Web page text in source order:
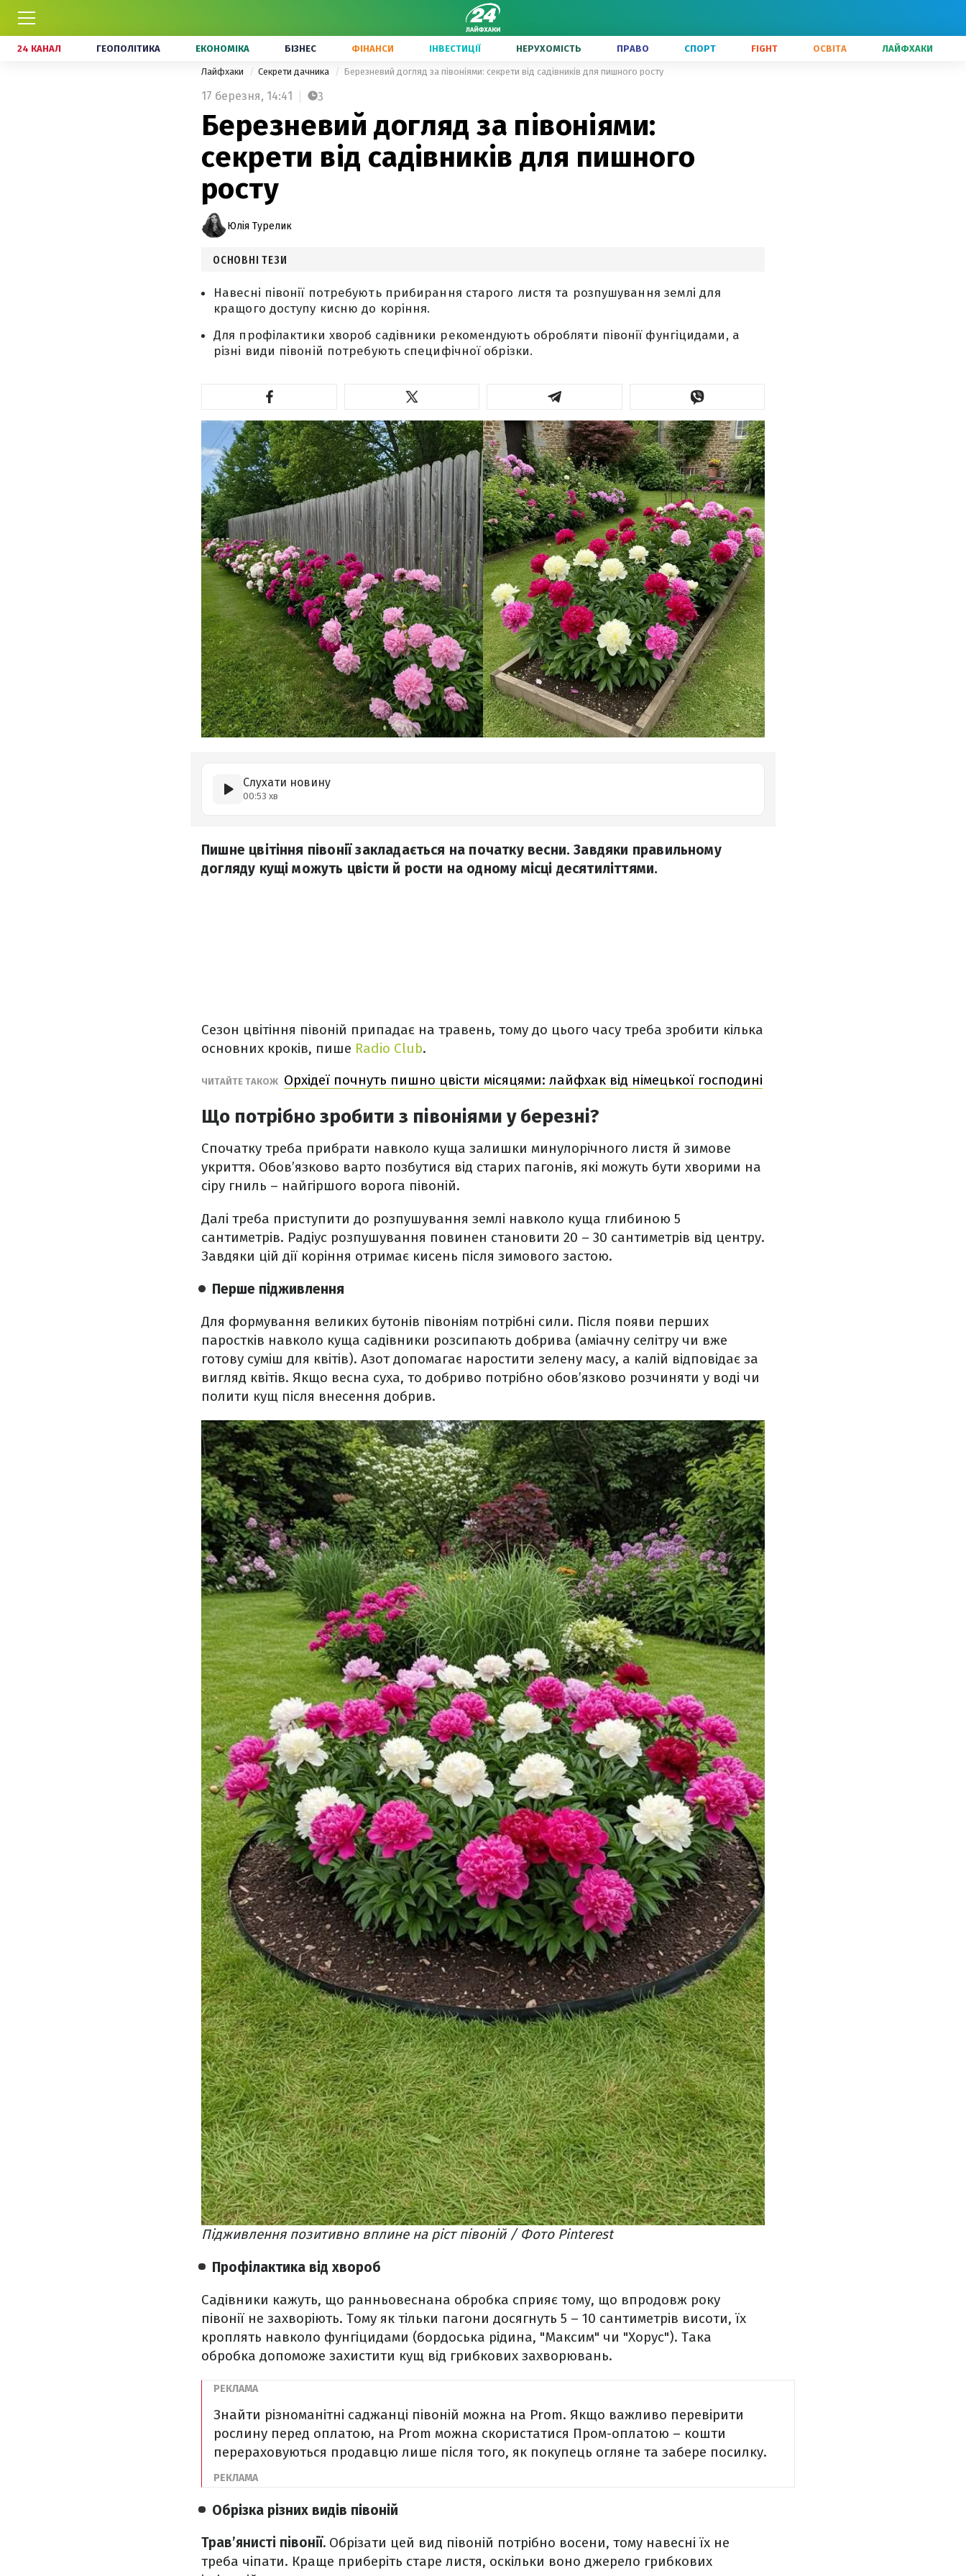
24 КАНАЛ ГЕОПОЛІТИКА ЕКОНОМІКА БІЗНЕС ФІНАНСИ ІНВЕСТИЦІЇ НЕРУХОМІСТЬ ПРАВО СПОРТ FIGHT ОСВІТА ЛАЙФХАКИ
Лайфхаки Секрети дачника Березневий догляд за півоніями: секрети від садівників для пишного росту
17 березня, 14:41 3
Березневий догляд за півоніями:
секрети від садівників для пишного
росту
Юлія Турелик
ОСНОВНІ ТЕЗИ
Навесні півонії потребують прибирання старого листя та розпушування землі для
кращого доступу кисню до коріння.
Для профілактики хвороб садівники рекомендують обробляти півонії фунгіцидами, а
різні види півоній потребують специфічної обрізки.
Слухати новину
00:53 хв
Пишне цвітіння півонії закладається на початку весни. Завдяки правильному
догляду кущі можуть цвісти й рости на одному місці десятиліттями.
Сезон цвітіння півоній припадає на травень, тому до цього часу треба зробити кілька
основних кроків, пише Radio Club.
ЧИТАЙТЕ ТАКОЖ Орхідеї почнуть пишно цвісти місяцями: лайфхак від німецької господині
Що потрібно зробити з півоніями у березні?
Спочатку треба прибрати навколо куща залишки минулорічного листя й зимове
укриття. Обов’язково варто позбутися від старих пагонів, які можуть бути хворими на
сіру гниль – найгіршого ворога півоній.
Далі треба приступити до розпушування землі навколо куща глибиною 5
сантиметрів. Радіус розпушування повинен становити 20 – 30 сантиметрів від центру.
Завдяки цій дії коріння отримає кисень після зимового застою.
Перше підживлення
Для формування великих бутонів півоніям потрібні сили. Після появи перших
паростків навколо куща садівники розсипають добрива (аміачну селітру чи вже
готову суміш для квітів). Азот допомагає наростити зелену масу, а калій відповідає за
вигляд квітів. Якщо весна суха, то добриво потрібно обов’язково розчиняти у воді чи
полити кущ після внесення добрив.
Підживлення позитивно вплине на ріст півоній / Фото Pinterest
Профілактика від хвороб
Садівники кажуть, що ранньовеснана обробка сприяє тому, що впродовж року
півонії не захворіють. Тому як тільки пагони досягнуть 5 – 10 сантиметрів висоти, їх
кроплять навколо фунгіцидами (бордоська рідина, "Максим" чи "Хорус"). Така
обробка допоможе захистити кущ від грибкових захворювань.
Знайти різноманітні саджанці півоній можна на Prom. Якщо важливо перевірити
рослину перед оплатою, на Prom можна скористатися Пром-оплатою – кошти
перераховуються продавцю лише після того, як покупець огляне та забере посилку.
Обрізка різних видів півоній
Трав’янисті півонії. Обрізати цей вид півоній потрібно восени, тому навесні їх не
треба чіпати. Краще приберіть старе листя, оскільки воно джерело грибкових